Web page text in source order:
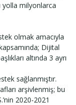
yolla milyonlarca
olmak amacıyla
Dijital
altında 3 ayrı
sağlanmıştır.
arşivlenmiş; bu
2020-2021